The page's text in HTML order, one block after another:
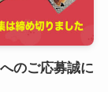
のご応募誠に